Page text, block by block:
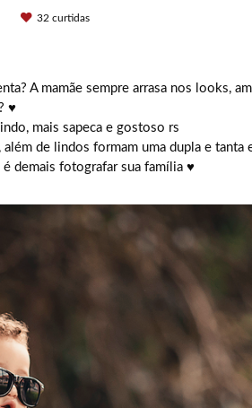
32 curtidas
A mamãe sempre arrasa nos looks,
♥
mais sapeca e gostoso rs
de lindos formam uma dupla e tanta
demais fotografar sua família ♥